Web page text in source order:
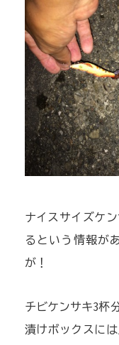
ナイスサイズケ
るという情報が
が！
チビケンサキ3杯
漬けボックスに